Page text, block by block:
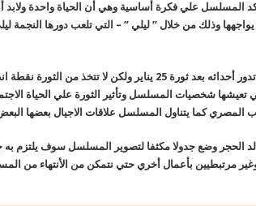
المسلسل علي فكرة أساسية وهي أن الحياة واحدة ولابد
وذلك من خلال ” ليلي ” – التي تلعب دورها النجمة
وأضافت فريدة : المسلسل تدور أحداثه بعد ثورة 25 يناير ولكن
تعيشها شخصيات المسلسل وتأثير الثورة علي الحياة
كما يتناول المسلسل علاقات الاجيال بعضها البعض
الحجر وضع جدولا مكثفا لتصوير المسلسل سوف يلتزم
وغير مرتبطيين بأعمال أخري حتي نتمكن من الأنتهاء من